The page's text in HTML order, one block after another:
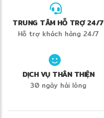
TRUNG TÂM HỖ TRỢ 24/7
Hỗ trợ khách hàng 24/7
DỊCH VỤ THÂN THIỆN
30 ngày hài lòng